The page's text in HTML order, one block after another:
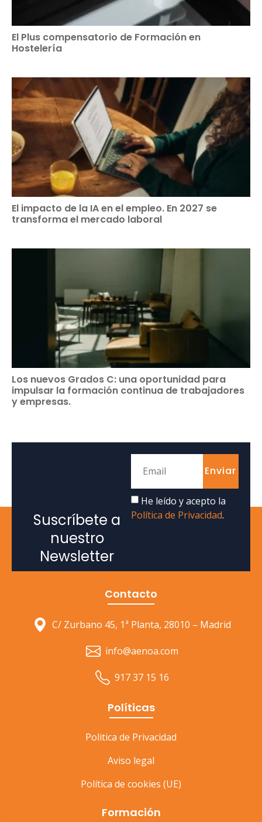
El Plus compensatorio de Formación en
Hostelería
El impacto de la IA en el empleo. En 2027 se
transforma el mercado laboral
Los nuevos Grados C: una oportunidad para
impulsar la formación continua de trabajadores
y empresas.
Suscríbete a
nuestro
Newsletter
He leído y acepto la
Política de Privacidad.
Enviar
Contacto
C/ Zurbano 45, 1ª Planta, 28010 – Madrid
info@aenoa.com
917 37 15 16
Políticas
Politica de Privacidad
Aviso legal
Política de cookies (UE)
Formación